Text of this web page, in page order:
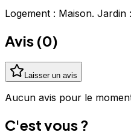
Logement : Maison.
Avis (0)
Laisser un avis
Aucun avis pour le
C'est vous ?